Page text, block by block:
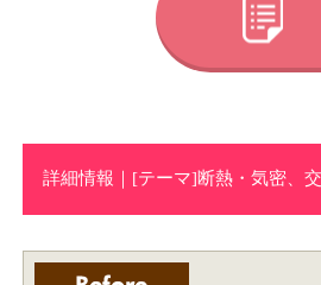
詳細情報｜[テーマ]断熱・気密、